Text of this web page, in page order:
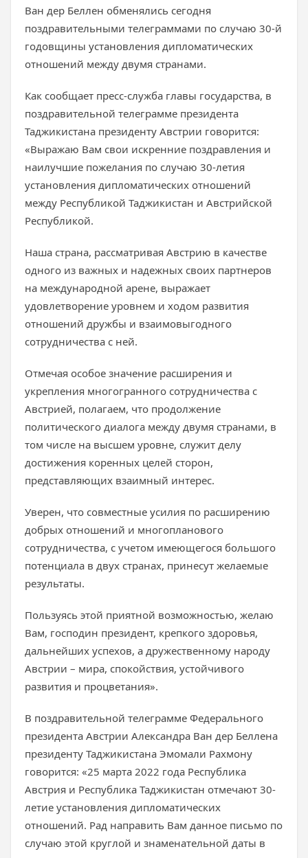
Ван дер Беллен обменялись сегодня
поздравительными телеграммами по случаю 30-й
годовщины установления дипломатических
отношений между двумя странами.
Как сообщает пресс-служба главы государства, в
поздравительной телеграмме президента
Таджикистана президенту Австрии говорится:
«Выражаю Вам свои искренние поздравления и
наилучшие пожелания по случаю 30-летия
установления дипломатических отношений
между Республикой Таджикистан и Австрийской
Республикой.
Наша страна, рассматривая Австрию в качестве
одного из важных и надежных своих партнеров
на международной арене, выражает
удовлетворение уровнем и ходом развития
отношений дружбы и взаимовыгодного
сотрудничества с ней.
Отмечая особое значение расширения и
укрепления многогранного сотрудничества с
Австрией, полагаем, что продолжение
политического диалога между двумя странами, в
том числе на высшем уровне, служит делу
достижения коренных целей сторон,
представляющих взаимный интерес.
Уверен, что совместные усилия по расширению
добрых отношений и многопланового
сотрудничества, с учетом имеющегося большого
потенциала в двух странах, принесут желаемые
результаты.
Пользуясь этой приятной возможностью, желаю
Вам, господин президент, крепкого здоровья,
дальнейших успехов, а дружественному народу
Австрии – мира, спокойствия, устойчивого
развития и процветания».
В поздравительной телеграмме Федерального
президента Австрии Александра Ван дер Беллена
президенту Таджикистана Эмомали Рахмону
говорится: «25 марта 2022 года Республика
Австрия и Республика Таджикистан отмечают 30-
летие установления дипломатических
отношений. Рад направить Вам данное письмо по
случаю этой круглой и знаменательной даты в